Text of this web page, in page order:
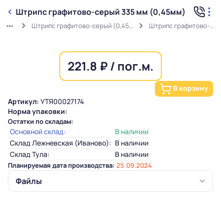
Штрипс графитово-серый 335 мм (0,45мм)
Штрипс графитово-серый (0,45мм) RAL 7024 в защитной пленке Штрипс графитово-серый 335 мм (0,45мм)
221.8 ₽ / пог.м.
В корзину
Артикул: УТЯ00027174
Норма упаковки:
Остатки по складам:
Основной склад:
В наличии
Склад Лежневская (Иваново): В наличии
Склад Тула:
В наличии
Планируемая дата производства: 25.09.2024
Файлы